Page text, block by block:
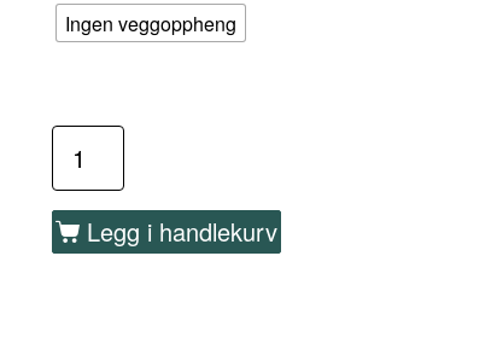
Ingen veggoppheng
Legg i handlekurv